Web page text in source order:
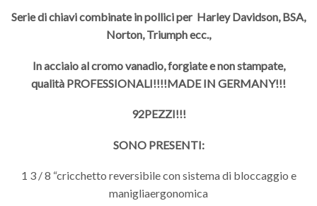
Serie di chiavi combinate in pollici per Harley Davidson, BSA,
Norton, Triumph ecc.,
In acciaio al cromo vanadio, forgiate e non stampate,
qualità PROFESSIONALI!!!!MADE IN GERMANY!!!
92PEZZI!!!
SONO PRESENTI:
1 3 / 8 “cricchetto reversibile con sistema di bloccaggio e
manigliaergonomica